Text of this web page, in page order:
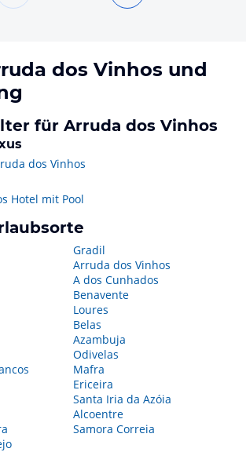
dos Vinhos und
für Arruda dos Vinhos
dos Vinhos
Hotel mit Pool
Gradil
Arruda dos Vinhos
A dos Cunhados
Benavente
Loures
Belas
Azambuja
Odivelas
Mafra
Ericeira
Santa Iria da Azóia
Alcoentre
Samora Correia